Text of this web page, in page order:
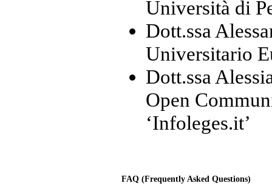
Università di
Dott.ssa
Universitario
Dott.ssa
Open
‘Infoleges.it’
FAQ (Frequently Asked Questions)